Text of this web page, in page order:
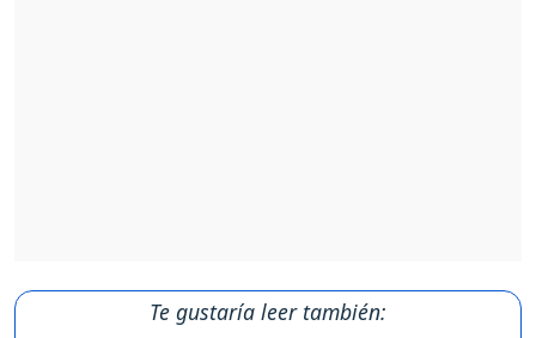
Te gustaría leer también: